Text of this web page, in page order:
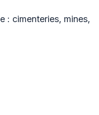
: cimenteries, mines,